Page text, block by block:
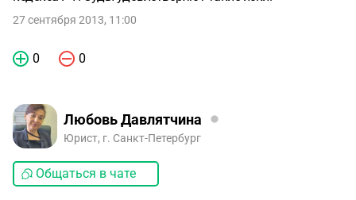
27 сентября 2013, 11:00
0 0
Любовь Давлятчина
Юрист, г. Санкт-Петербург
Общаться в чате